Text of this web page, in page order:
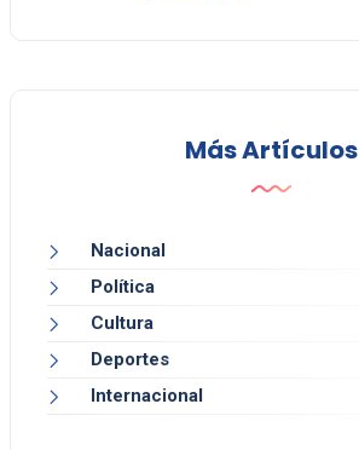
Más Artículos
Nacional
Política
Cultura
Deportes
Internacional